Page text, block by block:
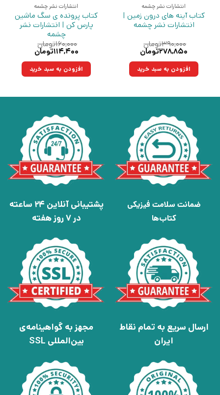
انتشارات نشر چشمه
کتاب آینه های درون زمین |
انتشارات نشر چشمه
۳۹۰,۰۰۰تومان
قیمت
۳۹۰,۰۰۰تومان
بود.
۲۷۸,۸۵۰تومان
۲۷۸,۸۵۰تومان.افزودن به سبد خرید
انتشارات نشر چشمه
کتاب پرونده ی سگ ماشین
پارس کن | انتشارات نشر
چشمه
۱۶۰,۰۰۰تومان
قیمت
۱۶۰,۰۰۰تومان
بود.
۱۱۴,۴۰۰تومان
۱۱۴,۴۰۰تومان.افزودن به سبد خرید
ضمانت سلامت فیزیکی
کتاب‌ها
پشتیبانی آنلاین 24 ساعته
در 7 روز هفته
ارسال سریع به تمام نقاط
ایران
مجهز به گواهینامه‌ی
بین‌المللی SSL